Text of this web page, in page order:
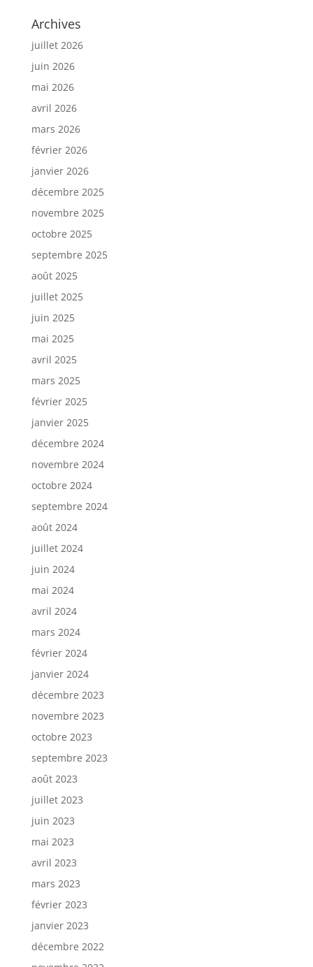
Archives
juillet 2026
juin 2026
mai 2026
avril 2026
mars 2026
février 2026
janvier 2026
décembre 2025
novembre 2025
octobre 2025
septembre 2025
août 2025
juillet 2025
juin 2025
mai 2025
avril 2025
mars 2025
février 2025
janvier 2025
décembre 2024
novembre 2024
octobre 2024
septembre 2024
août 2024
juillet 2024
juin 2024
mai 2024
avril 2024
mars 2024
février 2024
janvier 2024
décembre 2023
novembre 2023
octobre 2023
septembre 2023
août 2023
juillet 2023
juin 2023
mai 2023
avril 2023
mars 2023
février 2023
janvier 2023
décembre 2022